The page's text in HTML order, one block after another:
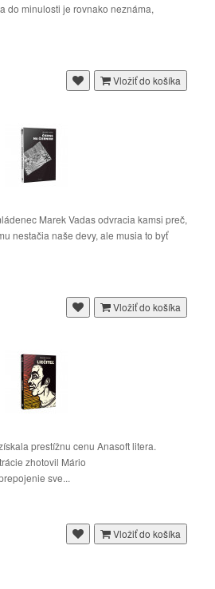
do minulosti je rovnako neznáma,
Vložiť do košíka
Marek Vadas odvracia kamsi preč,
nestačia naše devy, ale musia to byť
Vložiť do košíka
prestížnu cenu Anasoft litera.
zhotovil Mário
sve...
Vložiť do košíka